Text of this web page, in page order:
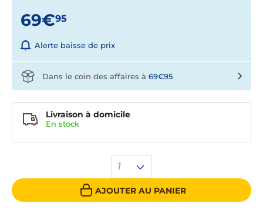
69€95
Alerte baisse de prix
1
AJOUTER AU PANIER
Livraison à domicile
En stock
Dans le coin des affaires à 69€95